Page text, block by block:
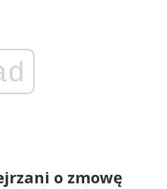
o zmowę